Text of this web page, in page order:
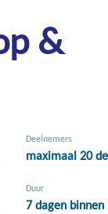
&
Deelnemers
maximaal 20
Duur
7 dagen binnen